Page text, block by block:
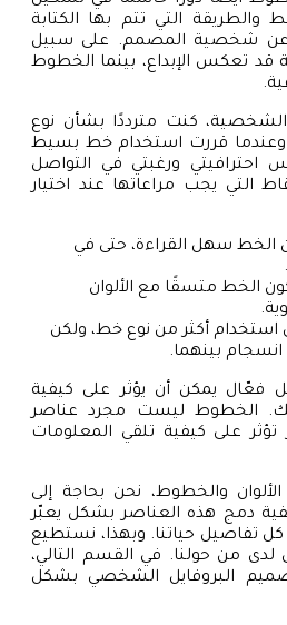
والطريقة التي تتم بها الكتابة
عن شخصية المصمم. على سبيل
قد تعكس الإبداع، بينما الخطوط
كنت مترددًا بشأن نوع
قررت استخدام خط بسيط
احترافيتي ورغبتي في التواصل
التي يجب مراعاتها عند اختيار
الخط سهل القراءة، حتى في
الخط متسقًا مع الألوان
استخدام أكثر من نوع خط، ولكن
بينهما.
فعّال يمكن أن يؤثر على كيفية
الخطوط ليست مجرد عناصر
على كيفية تلقي المعلومات
والخطوط، نحن بحاجة إلى
دمج هذه العناصر بشكل يعبّر
تفاصيل حياتنا. وبهذا، نستطيع
لدى من حولنا. في القسم التالي،
البروفايل الشخصي بشكل